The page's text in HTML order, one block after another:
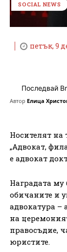
SOCIAL NEWS
петък, 9
Последвай
Автор Елица
Носителят на
„Адвокат,
е адвокат
Наградата му
обичаните и
адвокатура –
на
правосъдие,
юристите.